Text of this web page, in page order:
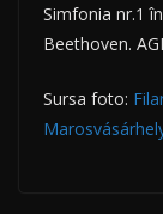
Simfonia nr.1
Beethoven.
Sursa foto: